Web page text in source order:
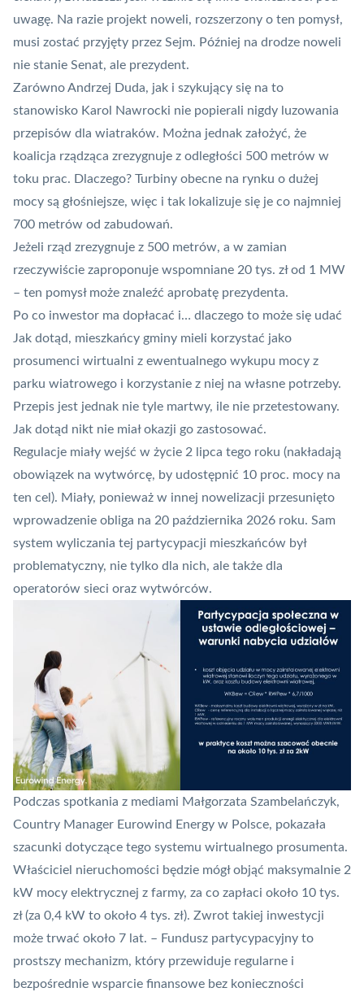
uwagę. Na razie projekt noweli, rozszerzony o ten pomysł,
musi zostać przyjęty przez Sejm. Później na drodze noweli
nie stanie Senat, ale prezydent.
Zarówno Andrzej Duda, jak i szykujący się na to
stanowisko Karol Nawrocki nie popierali nigdy luzowania
przepisów dla wiatraków. Można jednak założyć, że
koalicja rządząca zrezygnuje z odległości 500 metrów w
toku prac. Dlaczego? Turbiny obecne na rynku o dużej
mocy są głośniejsze, więc i tak lokalizuje się je co najmniej
700 metrów od zabudowań.
Jeżeli rząd zrezygnuje z 500 metrów, a w zamian
rzeczywiście zaproponuje wspomniane 20 tys. zł od 1 MW
– ten pomysł może znaleźć aprobatę prezydenta.
Po co inwestor ma dopłacać i… dlaczego to może się udać
Jak dotąd, mieszkańcy gminy mieli korzystać jako
prosumenci wirtualni z ewentualnego wykupu mocy z
parku wiatrowego i korzystanie z niej na własne potrzeby.
Przepis jest jednak nie tyle martwy, ile nie przetestowany.
Jak dotąd nikt nie miał okazji go zastosować.
Regulacje miały wejść w życie 2 lipca tego roku (nakładają
obowiązek na wytwórcę, by udostępnić 10 proc. mocy na
ten cel). Miały, ponieważ w innej nowelizacji przesunięto
wprowadzenie obliga na 20 października 2026 roku. Sam
system wyliczania tej partycypacji mieszkańców był
problematyczny, nie tylko dla nich, ale także dla
operatorów sieci oraz wytwórców.
Podczas spotkania z mediami Małgorzata Szambelańczyk,
Country Manager Eurowind Energy w Polsce, pokazała
szacunki dotyczące tego systemu wirtualnego prosumenta.
Właściciel nieruchomości będzie mógł objąć maksymalnie 2
kW mocy elektrycznej z farmy, za co zapłaci około 10 tys.
zł (za 0,4 kW to około 4 tys. zł). Zwrot takiej inwestycji
może trwać około 7 lat. – Fundusz partycypacyjny to
prostszy mechanizm, który przewiduje regularne i
bezpośrednie wsparcie finansowe bez konieczności